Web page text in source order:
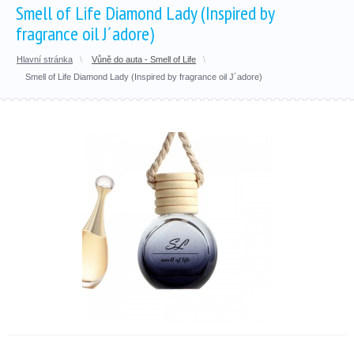
Smell of Life Diamond Lady (Inspired by
fragrance oil J´adore)
Hlavní stránka
Vůně do auta - Smell of Life
Smell of Life Diamond Lady (Inspired by fragrance oil J´adore)